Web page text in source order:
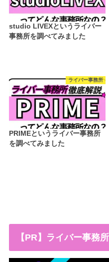
studio LIVEXというライバー
事務所を調べてみました
ライバー事務所
PRIMEというライバー事務所
を調べてみました
【PR】ライバー事務